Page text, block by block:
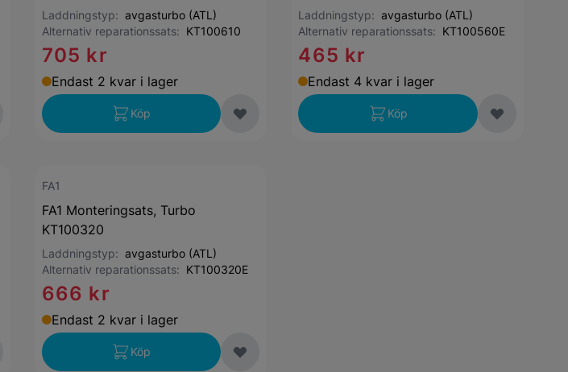
Laddningstyp: avgasturbo (ATL)
Alternativ reparationssats: KT100610
705 kr
Endast 2 kvar i lager
Köp
Laddningstyp:avgasturbo (ATL)
Alternativ reparationssats: KT100560E
465 kr
Endast 4 kvar i lager
Köp
FA1
FA1 Monteringsats, Turbo
KT100320
Laddningstyp: avgasturbo (ATL)
Alternativ reparationssats: KT100320E
666 kr
Endast 2 kvar i lager
Köp